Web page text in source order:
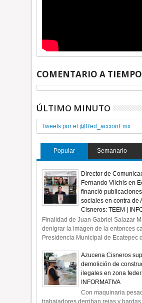
COMENTARIO A TIEMPO
ÚLTIMO MINUTO
Tweets por el @Red_accionEmx.
Popular Semanario
Director de
Fernando Vilchis en
financió
sociales en contra de
Cisneros: TEEM |
Finalidad de Juan Gabriel Salazar
denigrar la imagen de la entonces
Presidencia Municipal de Ecatepec
Azucena Cisneros
demolición de
ilegales en zona
INFORMATIVA
Con maquinaria
trabajadores derriban rejas y